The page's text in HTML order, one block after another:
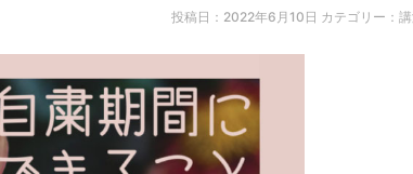
投稿日：2022年6月10日 カテゴリー：